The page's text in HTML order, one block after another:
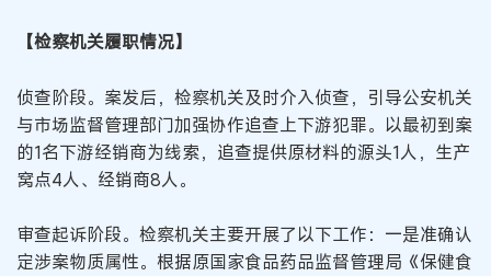
【检察机关履职情况】
侦查阶段。案发后，检察机关及时介入侦查，引导公安机关
与市场监督管理部门加强协作追查上下游犯罪。以最初到案
的1名下游经销商为线索，追查提供原材料的源头1人，生产
窝点4人、经销商8人。
审查起诉阶段。检察机关主要开展了以下工作：一是准确认
定涉案物质属性。根据原国家食品药品监督管理局《保健食